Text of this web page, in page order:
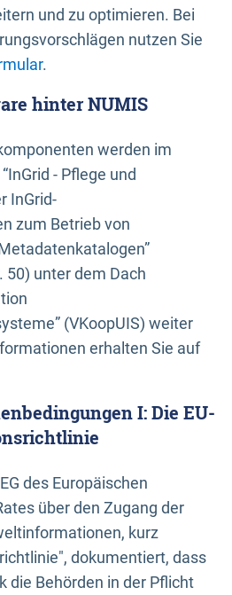
und zu optimieren. Bei
nutzen Sie
.
hinter NUMIS
werden im
- Pflege und
InGrid-
zum Betrieb von
50) unter dem Dach
(VKoopUIS) weiter
erhalten Sie auf
I: Die EU-
des Europäischen
über den Zugang der
kurz
dokumentiert, dass
die Behörden in der Pflicht